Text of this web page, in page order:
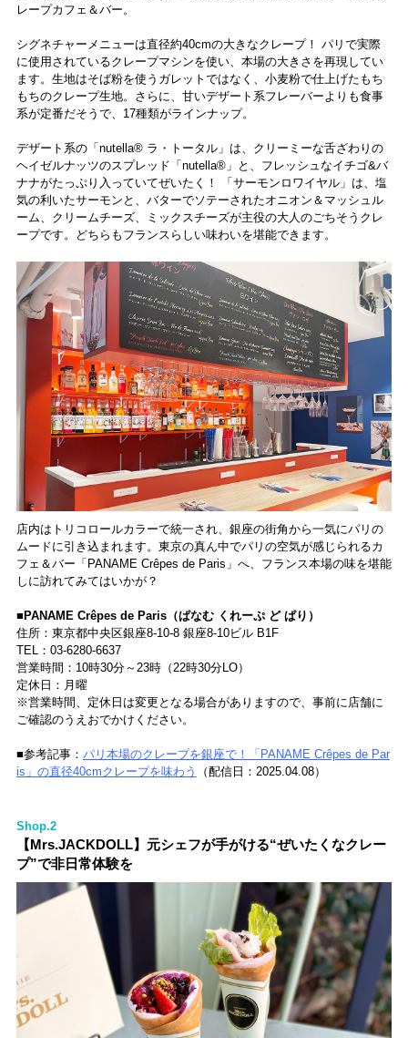
レープカフェ＆バー。
シグネチャーメニューは直径約40cmの大きなクレープ！ パリで実際
に使用されているクレープマシンを使い、本場の大きさを再現してい
ます。生地はそば粉を使うガレットではなく、小麦粉で仕上げたもち
もちのクレープ生地。さらに、甘いデザート系フレーバーよりも食事
系が定番だそうで、17種類がラインナップ。
デザート系の「nutella® ラ・トータル」は、クリーミーな舌ざわりの
ヘイゼルナッツのスプレッド「nutella®」と、フレッシュなイチゴ&バ
ナナがたっぷり入っていてぜいたく！ 「サーモンロワイヤル」は、塩
気の利いたサーモンと、バターでソテーされたオニオン＆マッシュル
ーム、クリームチーズ、ミックスチーズが主役の大人のごちそうクレ
ープです。どちらもフランスらしい味わいを堪能できます。
店内はトリコロールカラーで統一され、銀座の街角から一気にパリの
ムードに引き込まれます。東京の真ん中でパリの空気が感じられるカ
フェ＆バー「PANAME Crêpes de Paris」へ、フランス本場の味を堪能
しに訪れてみてはいかが？
■PANAME Crêpes de Paris（ぱなむ くれーぷ ど ぱり）
住所：東京都中央区銀座8-10-8 銀座8-10ビル B1F
TEL：03-6280-6637
営業時間：10時30分～23時（22時30分LO）
定休日：月曜
※営業時間、定休日は変更となる場合がありますので、事前に店舗に
ご確認のうえおでかけください。
■参考記事： パリ本場のクレープを銀座で！「PANAME Crêpes de Par
is」の直径40cmクレープを味わう
（配信日：2025.04.08）
Shop.2
【Mrs.JACKDOLL】元シェフが手がける“ぜいたくなクレー
プ”で非日常体験を